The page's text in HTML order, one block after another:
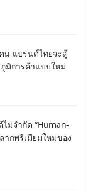
น แบรนด์ไทยจะสู้
มิการค้าแบบใหม่
ม่จำกัด “Human-
ากพรีเมียมใหม่ของ